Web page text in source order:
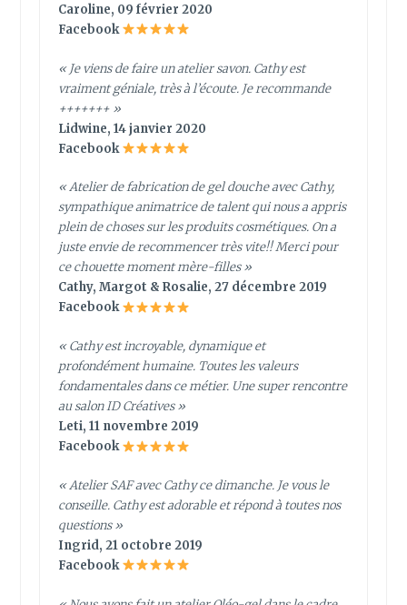
Caroline, 09 février 2020
Facebook
« Je viens de faire un atelier savon. Cathy est
vraiment géniale, très à l’écoute. Je recommande
+++++++ »
Lidwine, 14 janvier 2020
Facebook
« Atelier de fabrication de gel douche avec Cathy,
sympathique animatrice de talent qui nous a appris
plein de choses sur les produits cosmétiques. On a
juste envie de recommencer très vite!! Merci pour
ce chouette moment mère-filles »
Cathy, Margot & Rosalie, 27 décembre 2019
Facebook
« Cathy est incroyable, dynamique et
profondément humaine. Toutes les valeurs
fondamentales dans ce métier. Une super rencontre
au salon ID Créatives »
Leti, 11 novembre 2019
Facebook
« Atelier SAF avec Cathy ce dimanche. Je vous le
conseille. Cathy est adorable et répond à toutes nos
questions »
Ingrid, 21 octobre 2019
Facebook